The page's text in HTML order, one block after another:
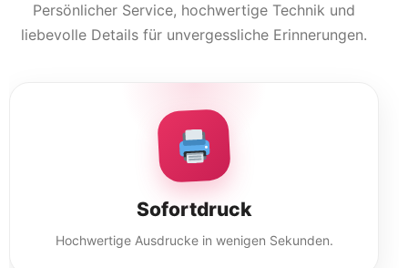
Persönlicher Service, hochwertige Technik und
liebevolle Details für unvergessliche Erinnerungen.
Sofortdruck
Hochwertige Ausdrucke in wenigen Sekunden.